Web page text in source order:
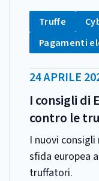
CATEGORIA:
Tag:
Truffe
Tag:
Pagamenti
DATA
24 APRILE
I consigli di
contro le
I nuovi
sfida europea
truffatori.